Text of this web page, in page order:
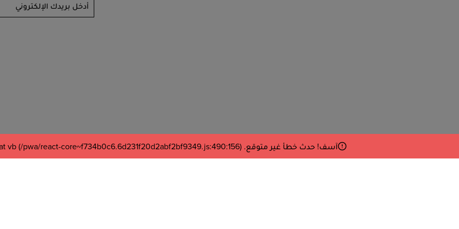
أدخل بريدك الإلكتروني
آسف! حدث خطأ غير متوقع. Debug: Error32P at vb (/pwa/react-core~f734b0c6.6d231f20d2abf2bf9349.js:490:156)